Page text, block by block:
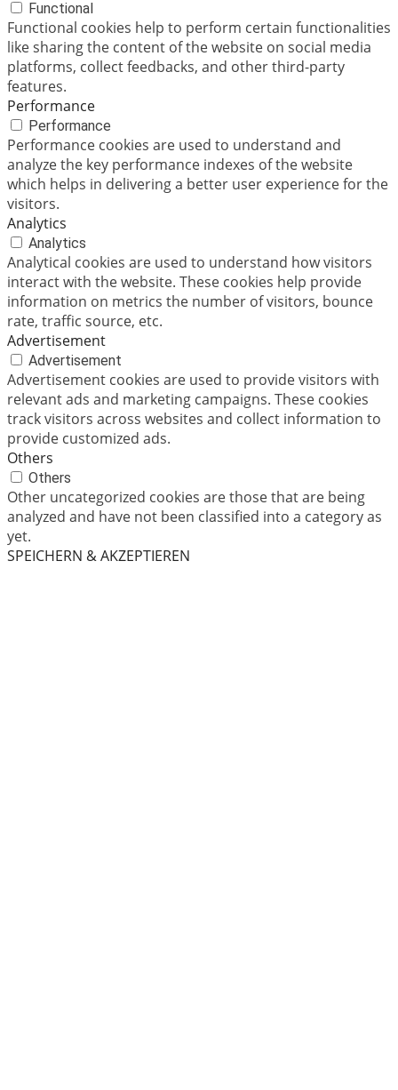
Functional
Functional cookies help to perform certain functionalities
like sharing the content of the website on social media
platforms, collect feedbacks, and other third-party
features.
Performance
Performance
Performance cookies are used to understand and
analyze the key performance indexes of the website
which helps in delivering a better user experience for the
visitors.
Analytics
Analytics
Analytical cookies are used to understand how visitors
interact with the website. These cookies help provide
information on metrics the number of visitors, bounce
rate, traffic source, etc.
Advertisement
Advertisement
Advertisement cookies are used to provide visitors with
relevant ads and marketing campaigns. These cookies
track visitors across websites and collect information to
provide customized ads.
Others
Others
Other uncategorized cookies are those that are being
analyzed and have not been classified into a category as
yet.
SPEICHERN & AKZEPTIEREN